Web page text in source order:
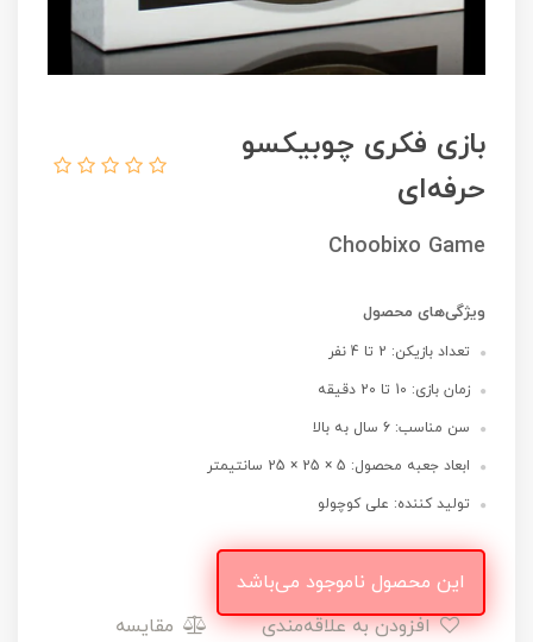
بازی فکری چوبیکسو
حرفه‌ای
Choobixo Game
ویژگی‌های محصول
تعداد بازیکن: 2 تا 4 نفر
زمان بازی: 10 تا 20 دقیقه
سن مناسب: 6 سال به بالا
ابعاد جعبه محصول: 5 × 25 × 25 سانتیمتر
تولید کننده: علی کوچولو
این محصول ناموجود می‌باشد
افزودن به علاقه‌مندی
مقایسه